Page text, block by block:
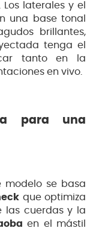
laterales y el
una base tonal
brillantes,
tenga el
tanto en la
en vivo.
para una
modelo se basa
que optimiza
las cuerdas y la
en el mástil